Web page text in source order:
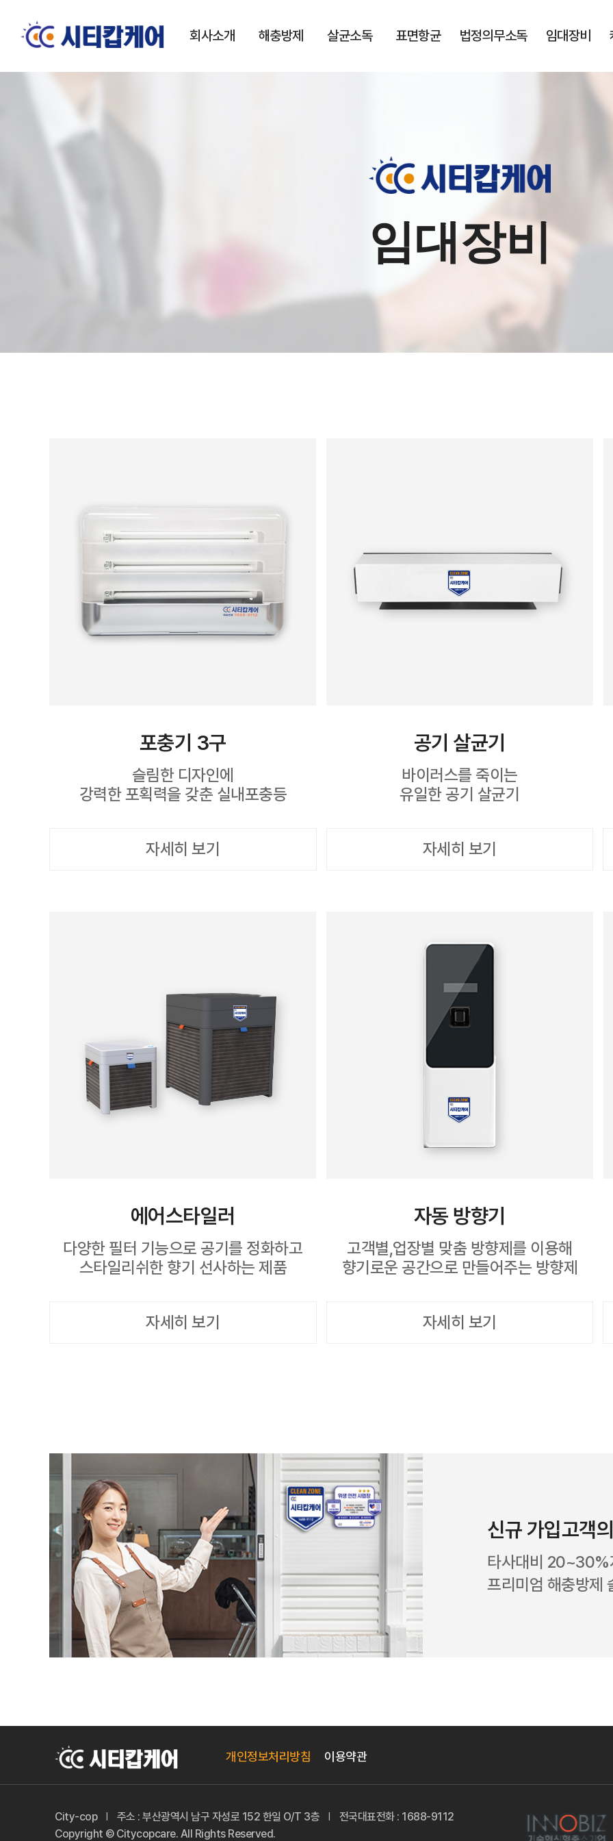
회사소개 해충방제 살균소독 표면항균 법정의무소독 임대장비
임대장비
포충기 3구
슬림한 디자인에
강력한 포획력을 갖춘 실내포충등
자세히 보기
공기 살균기
바이러스를 죽이는
유일한 공기 살균기
자세히 보기
에어스타일러
다양한 필터 기능으로 공기를 정화하고
스타일리쉬한 향기 선사하는 제품
자세히 보기
자동 방향기
고객별,업장별 맞춤 방향제를 이용해
향기로운 공간으로 만들어주는 방향제
자세히 보기
신규 가입고객
타사대비 20~30%
프리미엄 해충방제
개인정보처리방침 이용약관
City-cop 주소 : 부산광역시 남구 자성로 152 한일 O/T 3층
전국대표전화 : 1688-9112
Copyright © Citycopcare. All Rights Reserved.
TOP